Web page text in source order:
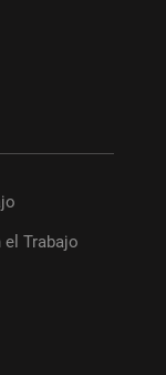
el Trabajo